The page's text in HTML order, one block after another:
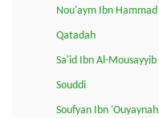
Nou'aym Ibn Hammad
Qatadah
Sa'id Ibn Al-Mousayyib
Souddi
Soufyan Ibn 'Ouyaynah